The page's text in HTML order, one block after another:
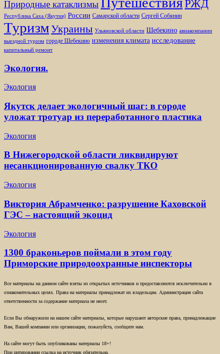
Природные катаклизмы РЖД
Республика Саха (Якутия) России Самарской области Сергей Собянин
ТуризмУкраины Ульяновской области Шебекино авиакомпании
выездной туризм городе Шебекино изменения климата исследование
капитальный ремонт
Экология.
Экология
Якутск делает экологичный шаг: в городе
уложат тротуар из переработанного пластика
Экология
В Нижегородской области ликвидируют
несанкционированную свалку ТКО
Экология
Виктория Абрамченко: разрушение Каховской
ГЭС – настоящий экоцид
Экология
1300 браконьеров поймали в этом году
Приморские природоохранные инспекторы
Все материалы на данном сайте взяты из открытых источников и предоставляются исключительно в
ознакомительных целях. Права на материалы принадлежат их владельцам. Администрация сайта
ответственности за содержание материала не несет.
Если Вы обнаружили на нашем сайте материалы, которые нарушают авторские права, принадлежащие
Вам, Вашей компании или организации, пожалуйста, сообщите нам.
На сайте могут быть опубликованы материалы 18+!
При цитировании ссылка на источник обязательна.